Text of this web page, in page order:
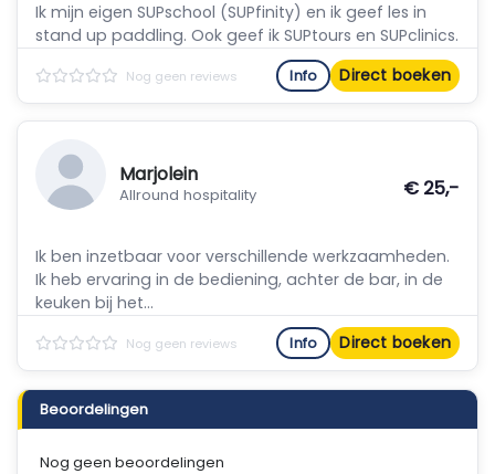
Ik mijn eigen SUPschool (SUPfinity) en ik geef les in
stand up paddling. Ook geef ik SUPtours en SUPclinics.
Nog geen reviews Info Direct boeken
Marjolein
Allround hospitality € 25,-
Ik ben inzetbaar voor verschillende werkzaamheden.
Ik heb ervaring in de bediening, achter de bar, in de
keuken bij het...
Nog geen reviews Info Direct boeken
Beoordelingen
Nog geen beoordelingen